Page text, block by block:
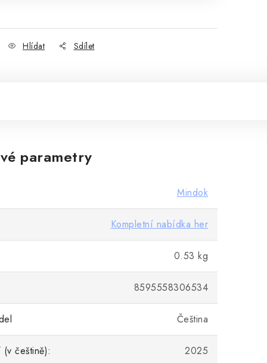
Hlídat Sdílet
parametry
Mindok
Kompletní nabídka her
0.53 kg
8595558306534
Čeština
češtině): 2025